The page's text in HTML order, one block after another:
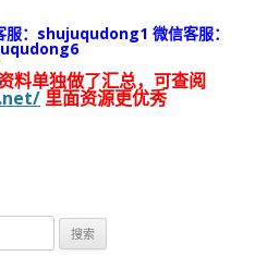
服：shujuqudong1 微信客服：
料单独做了汇总，可查阅
里面资源更优秀